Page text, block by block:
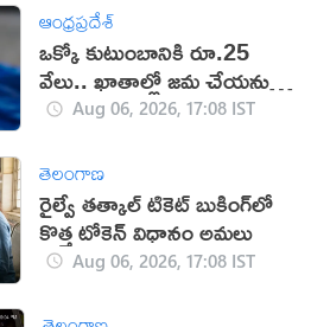
ఆంధ్రప్రదేశ్
ఒక్కో కుటుంబానికి రూ.25
వేలు.. ఖాతాల్లో జ‌మ చేయ‌నున్న
ప్ర‌భుత్వం..!
Aug 06, 2026, 17:08 IST
తెలంగాణ
రైల్వే తత్కాల్ టికెట్ బుకింగ్‌లో
కొత్త టోకెన్ విధానం అమలు
Aug 06, 2026, 17:08 IST